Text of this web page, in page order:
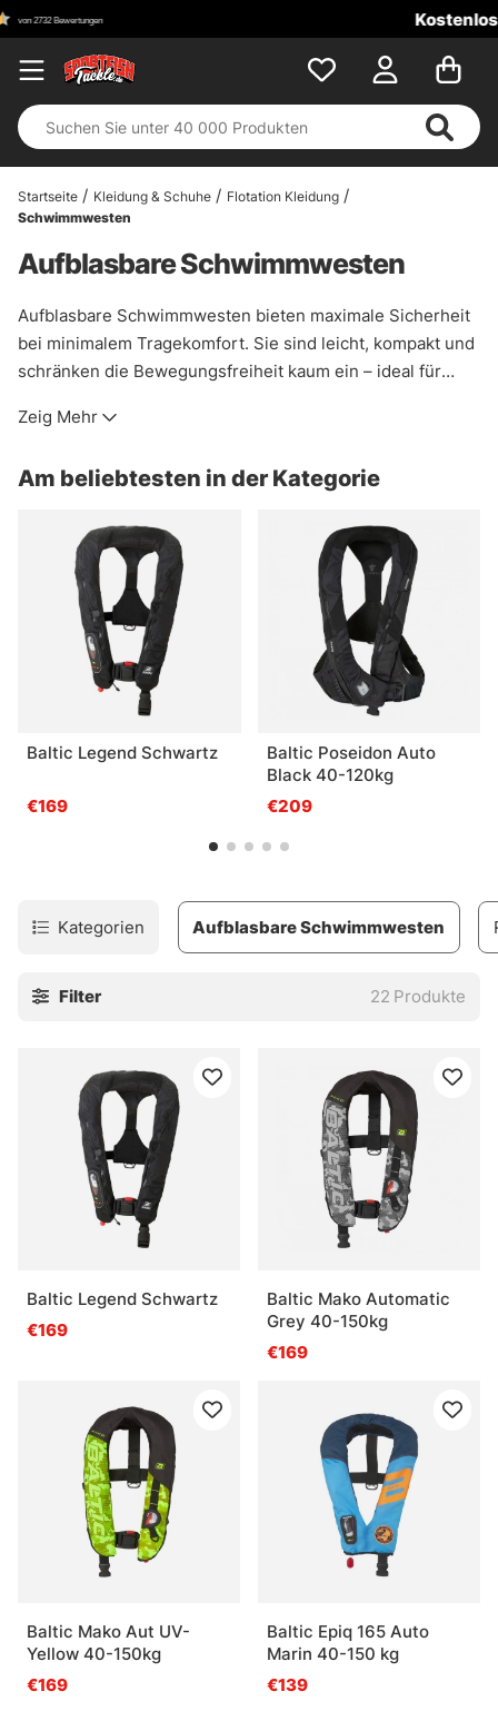
Kostenloser Versand ab
Startseite Kleidung & Schuhe
Flotation Kleidung
Schwimmwesten
Aufblasbare Schwimmwesten
Aufblasbare Schwimmwesten bieten maximale Sicherheit
bei minimalem Tragekomfort. Sie sind leicht, kompakt und
schränken die Bewegungsfreiheit kaum ein – ideal für
sie sich automatisch durch CO₂-Kartuschen auf oder
zusätzlich reflektierende Elemente und ein
perfekt für alle, die Sicherheit mit Komfort kombinieren
möchten, ohne dabei auf Bewegungsfreiheit zu
verzichten!
Zeig Mehr
Am beliebtesten in der Kategorie
Baltic Legend Schwartz
€169
Baltic Poseidon Auto
Black 40-120kg
€209
Kategorien Aufblasbare Schwimmwesten
Filter 22 Produkte
Baltic Legend Schwartz
€169
Baltic Mako Automatic
Grey 40-150kg
€169
Baltic Mako Aut UV-
Yellow 40-150kg
€169
Baltic Epiq 165 Auto
Marin 40-150 kg
€139